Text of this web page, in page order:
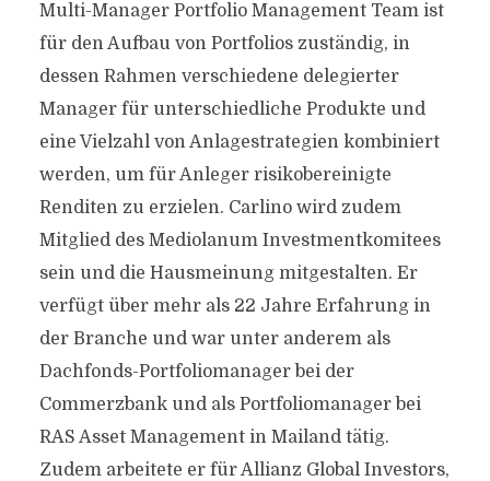
Multi-Manager Portfolio Management Team ist
für den Aufbau von Portfolios zuständig, in
dessen Rahmen verschiedene delegierter
Manager für unterschiedliche Produkte und
eine Vielzahl von Anlagestrategien kombiniert
werden, um für Anleger risikobereinigte
Renditen zu erzielen. Carlino wird zudem
Mitglied des Mediolanum Investmentkomitees
sein und die Hausmeinung mitgestalten. Er
verfügt über mehr als 22 Jahre Erfahrung in
der Branche und war unter anderem als
Dachfonds-Portfoliomanager bei der
Commerzbank und als Portfoliomanager bei
RAS Asset Management in Mailand tätig.
Zudem arbeitete er für Allianz Global Investors,